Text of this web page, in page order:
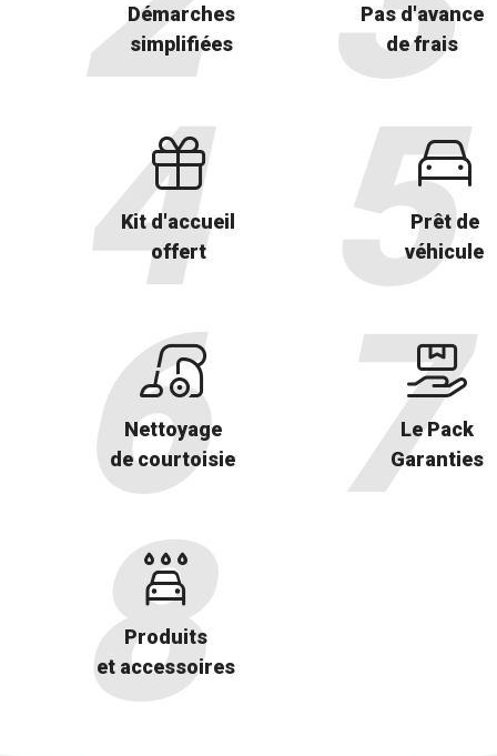
Démarches
simplifiées
Pas d'avance
de frais
Kit d'accueil
offert
Prêt de
véhicule
Nettoyage
de courtoisie
Le Pack
Garanties
Produits
et accessoires